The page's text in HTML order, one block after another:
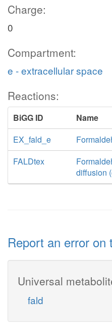
Charge:
0
Compartment:
e - extracellular space
Reactions:
BiGG ID
Name
EX_fald_e
FALDtex
diffusion
Report an error on
Universal
fald